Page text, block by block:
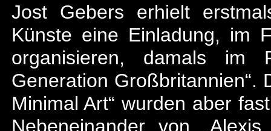
Jost Gebers erhielt
Künste eine Einladung, im
organisieren, damals im
Generation Großbritannien“.
Minimal Art“ wurden aber
Nebeneinander von